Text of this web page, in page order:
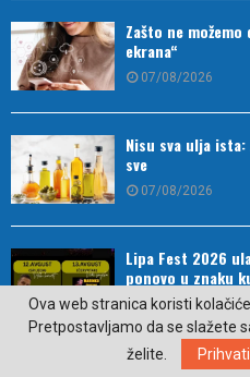
Zašto ne
ekrana“
07/08/2026
Nisu sva ulja
sve
07/08/2026
Lipa Fest 2026
ponovo u znaku
07/08/2026
Najava: “Veče
Ova web stranica koristi
Pretpostavljamo da se slažete
želite.
Prihvati